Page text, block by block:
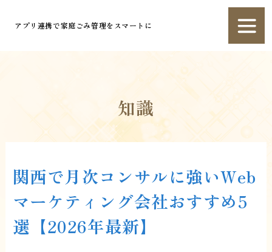
アプリ連携で家庭ごみ管理をスマートに
知識
関西で月次コンサルに強いWeb
マーケティング会社おすすめ5
選【2026年最新】